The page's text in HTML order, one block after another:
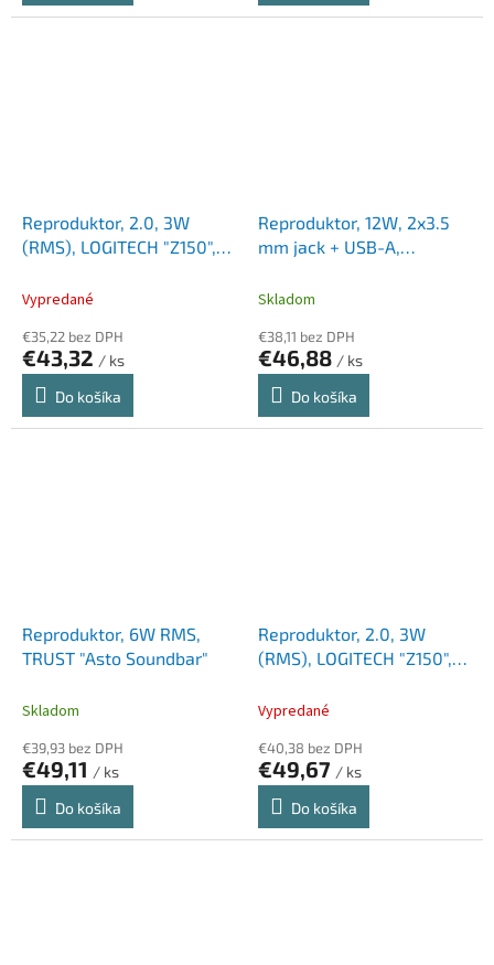
Reproduktor, 2.0, 3W
(RMS), LOGITECH "Z150",
Vypredané
€35,22 bez DPH
€43,32 / ks
Do košíka
Reproduktor, 12W, 2x3.5
mm jack + USB-A,
Stereo Soundbar", čierna
Skladom
€38,11 bez DPH
€46,88 / ks
Do košíka
Reproduktor, 6W RMS,
TRUST "Asto Soundbar"
Skladom
€39,93 bez DPH
€49,11 / ks
Do košíka
Reproduktor, 2.0, 3W
(RMS), LOGITECH "Z150",
Vypredané
€40,38 bez DPH
€49,67 / ks
Do košíka